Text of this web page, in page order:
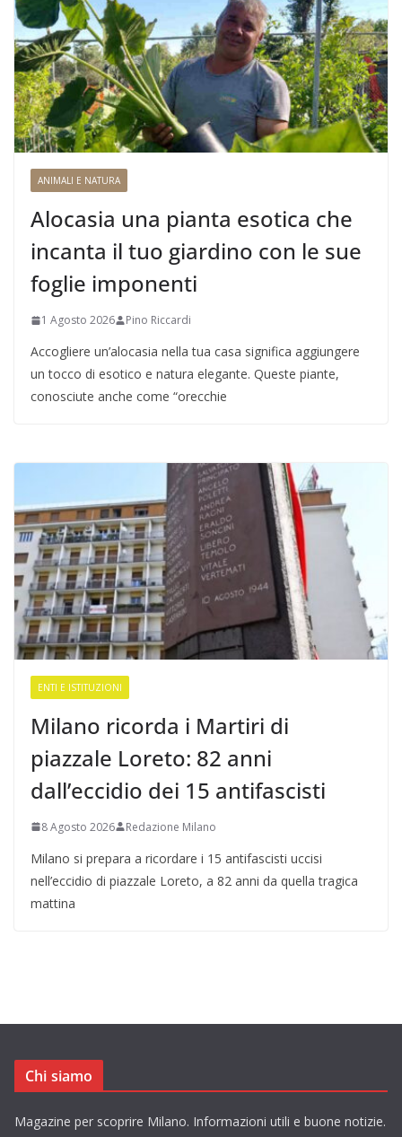
ANIMALI E NATURA
Alocasia una pianta esotica che
incanta il tuo giardino con le sue
foglie imponenti
1 Agosto 2026 Pino Riccardi
Accogliere un’alocasia nella tua casa significa aggiungere
un tocco di esotico e natura elegante. Queste piante,
conosciute anche come “orecchie
ENTI E ISTITUZIONI
Milano ricorda i Martiri di
piazzale Loreto: 82 anni
dall’eccidio dei 15 antifascisti
8 Agosto 2026 Redazione Milano
Milano si prepara a ricordare i 15 antifascisti uccisi
nell’eccidio di piazzale Loreto, a 82 anni da quella tragica
mattina
Chi siamo
Magazine per scoprire Milano. Informazioni utili e buone notizie.